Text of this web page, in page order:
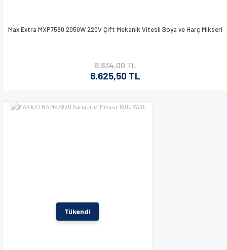
Max Extra MXP7580 2050W 220V Çift Mekanik Vitesli Boya ve Harç Mikseri
8.834,00 TL
6.625,50 TL
Tükendi